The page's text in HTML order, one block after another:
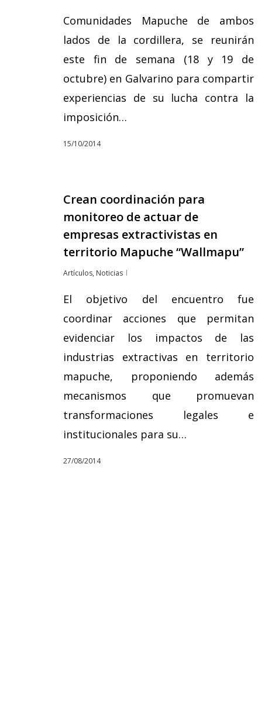
Comunidades Mapuche de ambos
lados de la cordillera, se reunirán
este fin de semana (18 y 19 de
octubre) en Galvarino para compartir
experiencias de su lucha contra la
imposición…
15/10/2014
Crean coordinación para
monitoreo de actuar de
empresas extractivistas en
territorio Mapuche “Wallmapu”
Artículos, Noticias
El objetivo del encuentro fue
coordinar acciones que permitan
evidenciar los impactos de las
industrias extractivas en territorio
mapuche, proponiendo además
mecanismos que promuevan
transformaciones legales e
institucionales para su…
27/08/2014